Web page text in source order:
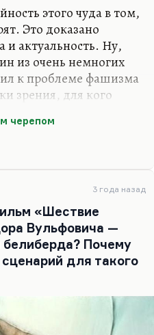
этого чуда в том,
Это доказано
актуальность. Ну,
из очень немногих
к проблеме фашизма
зрения, для кого
что «как XX век
перестроил.
ледяная бездна,
истории всё-таки
— внешнее, что оно
условий.
право в
Никакие внешние
черепом
3 года назад
«Шествие
Вульфовича —
белиберда? Почему
для такого